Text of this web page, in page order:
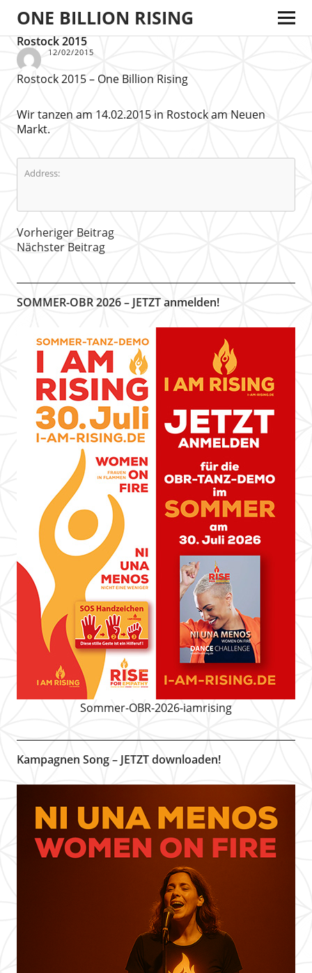
ONE BILLION RISING
Rostock 2015
12/02/2015
Rostock 2015 – One Billion Rising
Wir tanzen am 14.02.2015 in Rostock am Neuen
Markt.
Address:
Vorheriger Beitrag
Nächster Beitrag
SOMMER-OBR 2026 – JETZT anmelden!
Sommer-OBR-2026-iamrising
Kampagnen Song – JETZT downloaden!